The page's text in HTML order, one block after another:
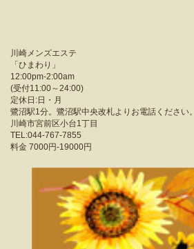
川崎メンズエステ
「ひまわり 」
12:00pm-2:00am
(受付11:00～24:00)
定休日:日・月
鷺沼駅1分。鷺沼駅中央改札よりお電話ください。
川崎市宮前区小台1丁目
TEL:044-767-7855
料金 7000円-19000円